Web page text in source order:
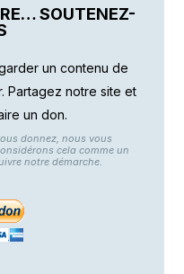
SOUTENEZ-
un contenu de
Partagez notre site et
un don.
donnez, nous vous
cela comme un
notre démarche.